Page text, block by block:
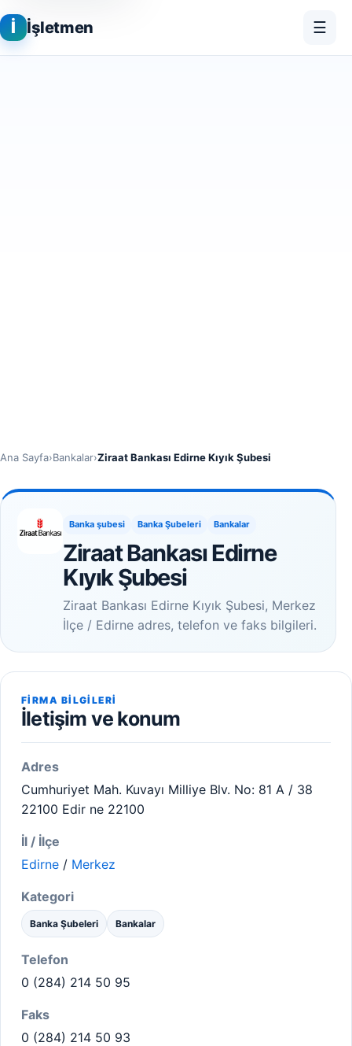
İ İşletmen ☰
Ana Sayfa›Bankalar›Ziraat Bankası Edirne Kıyık Şubesi
Banka şubesi Banka Şubeleri Bankalar
Ziraat Bankası Edirne
Kıyık Şubesi
Ziraat Bankası Edirne Kıyık Şubesi, Merkez
İlçe / Edirne adres, telefon ve faks bilgileri.
FIRMA BILGILERI
İletişim ve konum
Adres
Cumhuriyet Mah. Kuvayı Milliye Blv. No: 81 A / 38
22100 Edir ne 22100
İl / İlçe
Edirne / Merkez
Kategori
Banka Şubeleri Bankalar
Telefon
0 (284) 214 50 95
Faks
0 (284) 214 50 93